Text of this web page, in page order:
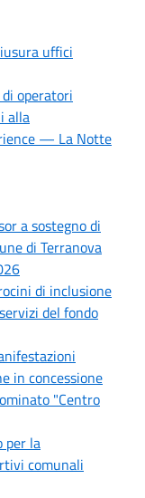
uffici
operatori
alla
— La Notte
a sostegno di
di Terranova
di inclusione
del fondo
in concessione
"Centro
per la
comunali